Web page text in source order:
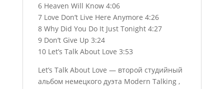
6 Heaven Will Know 4:06
7 Love Don’t Live Here Anymore 4:26
8 Why Did You Do It Just Tonight 4:27
9 Don’t Give Up 3:24
10 Let’s Talk About Love 3:53
Let’s Talk About Love — второй студийный
альбом немецкого дуэта Modern Talking ,